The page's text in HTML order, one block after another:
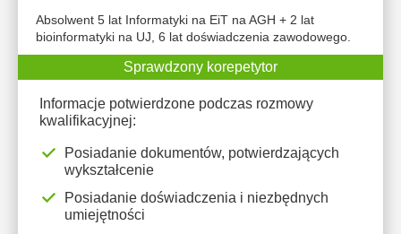
Absolwent 5 lat Informatyki na EiT na AGH + 2 lat
bioinformatyki na UJ, 6 lat doświadczenia zawodowego.
Sprawdzony korepetytor
Informacje potwierdzone podczas rozmowy
kwalifikacyjnej:
Posiadanie dokumentów, potwierdzających
wykształcenie
Posiadanie doświadczenia i niezbędnych
umiejętności
9
10
11
12
13
Brak
Brak
dostępnych
Brak
dostępnych
Brak
dostępnych
Brak
Brak